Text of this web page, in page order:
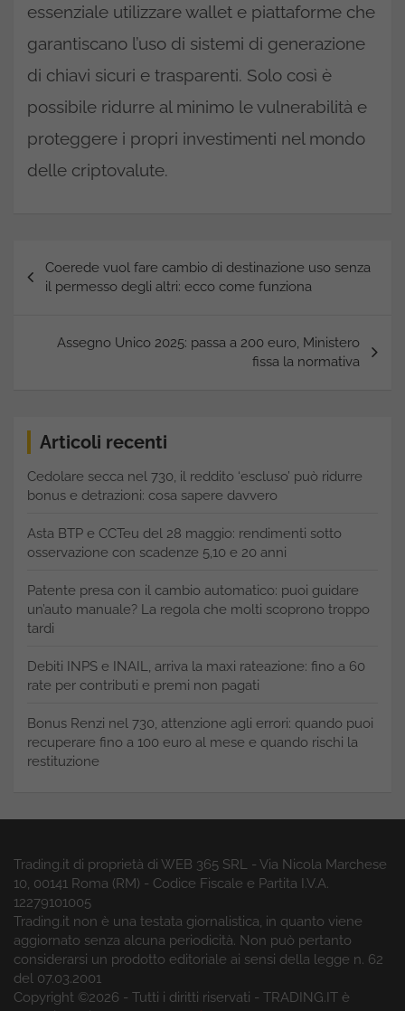
essenziale utilizzare wallet e piattaforme che
garantiscano l’uso di sistemi di generazione
di chiavi sicuri e trasparenti. Solo così è
possibile ridurre al minimo le vulnerabilità e
proteggere i propri investimenti nel mondo
delle criptovalute.
articoli
Coerede vuol fare cambio di destinazione uso senza
il permesso degli altri: ecco come funziona
Assegno Unico 2025: passa a 200 euro, Ministero
fissa la normativa
Articoli recenti
Cedolare secca nel 730, il reddito ‘escluso’ può ridurre
bonus e detrazioni: cosa sapere davvero
Asta BTP e CCTeu del 28 maggio: rendimenti sotto
osservazione con scadenze 5,10 e 20 anni
Patente presa con il cambio automatico: puoi guidare
un’auto manuale? La regola che molti scoprono troppo
tardi
Debiti INPS e INAIL, arriva la maxi rateazione: fino a 60
rate per contributi e premi non pagati
Bonus Renzi nel 730, attenzione agli errori: quando puoi
recuperare fino a 100 euro al mese e quando rischi la
restituzione
Trading.it di proprietà di WEB 365 SRL - Via Nicola Marchese
10, 00141 Roma (RM) - Codice Fiscale e Partita I.V.A.
12279101005
Trading.it non è una testata giornalistica, in quanto viene
aggiornato senza alcuna periodicità. Non può pertanto
considerarsi un prodotto editoriale ai sensi della legge n. 62
del 07.03.2001
Copyright ©2026 - Tutti i diritti riservati - TRADING.IT è